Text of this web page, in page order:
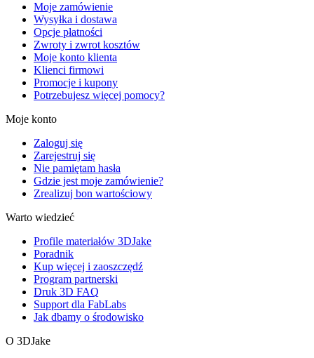
Moje zamówienie
Wysyłka i dostawa
Opcje płatności
Zwroty i zwrot kosztów
Moje konto klienta
Klienci firmowi
Promocje i kupony
Potrzebujesz więcej pomocy?
Moje konto
Zaloguj się
Zarejestruj się
Nie pamiętam hasła
Gdzie jest moje zamówienie?
Zrealizuj bon wartościowy
Warto wiedzieć
Profile materiałów 3DJake
Poradnik
Kup więcej i zaoszczędź
Program partnerski
Druk 3D FAQ
Support dla FabLabs
Jak dbamy o środowisko
O 3DJake